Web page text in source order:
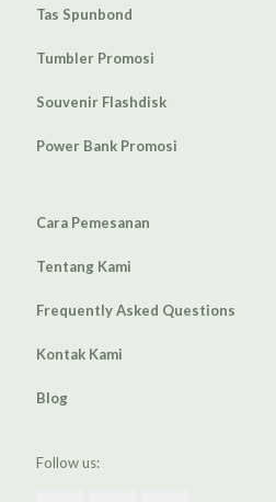
Tas Spunbond
Tumbler Promosi
Souvenir Flashdisk
Power Bank Promosi
Cara Pemesanan
Tentang Kami
Frequently Asked Questions
Kontak Kami
Blog
Follow us: